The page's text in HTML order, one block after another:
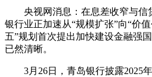
现场 前线 比划 快看
体育 直播 竞猜 2026年
VIP会员
央视网消息：在息差收窄与信
银行业正加速从“规模扩张”向“价
五”规划首次提出加快建设金融强
已然清晰。
3月26日，青岛银行披露2025